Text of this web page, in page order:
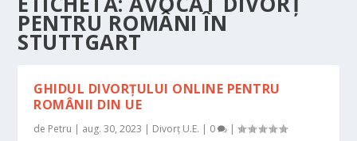
PENTRU ROMÂNI ÎN
STUTTGART
GHIDUL DIVORȚULUI ONLINE PENTRU
ROMÂNII DIN UE
de Petru | aug. 30, 2023 | Divorț U.E. | 0 |